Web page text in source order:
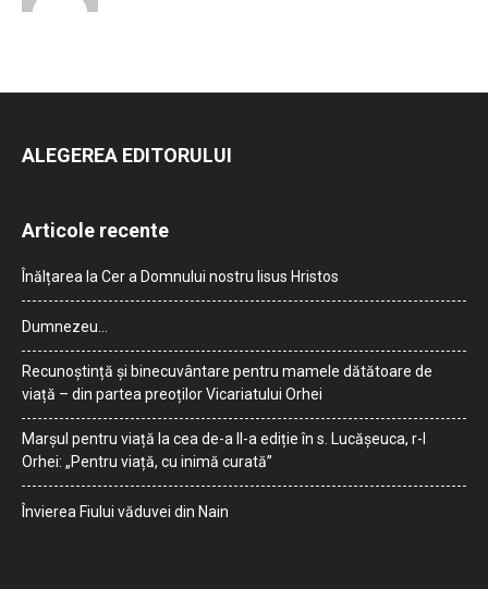
ALEGEREA EDITORULUI
Articole recente
Înălțarea la Cer a Domnului nostru Iisus Hristos
Dumnezeu…
Recunoștință și binecuvântare pentru mamele dătătoare de
viață – din partea preoților Vicariatului Orhei
Marșul pentru viață la cea de-a II-a ediție în s. Lucășeuca, r-l
Orhei: „Pentru viață, cu inimă curată”
Învierea Fiului văduvei din Nain